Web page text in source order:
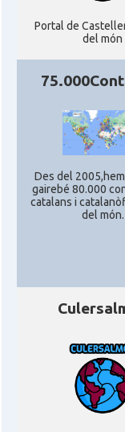
CAMON
CAMON
CAMON
CAMON
CAMON
Portal de
del món
Des del
gairebé 80.000
catalans i
del món.